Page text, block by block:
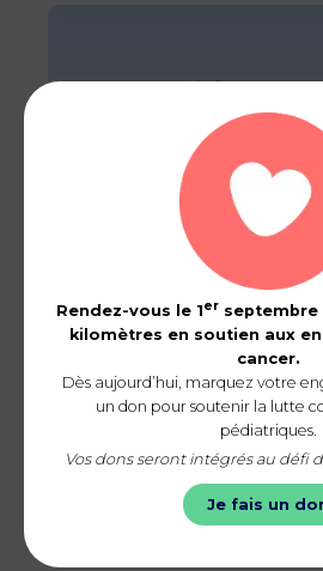
0 km
Rendez-vous le 1erseptembre
kilomètres en soutien aux
cancer.
Dès aujourd’hui, marquez votre
un don pour soutenir la lutte
pédiatriques.
Vos dons seront intégrés au défi
Je fais un